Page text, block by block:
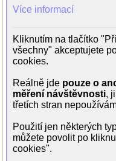
Miroslav Homola
Elena Lindauerová
Mirko Musil
Viktor Očásek
Hana Talpová
Robert Vrchota
Mohli jste vidět v TV
Více informací
Kliknutím na tlačítko
všechny" akceptujete
cookies.
Reálně jde pouze o
měření návštěvnosti,
třetích stran
Použití jen některých
můžete povolit po
cookies".